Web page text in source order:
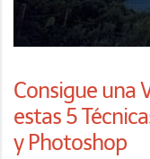
Consigue una
estas 5
y Photoshop